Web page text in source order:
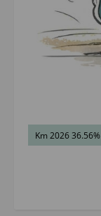
Km 2026 36.56%